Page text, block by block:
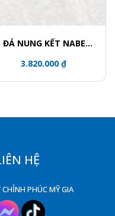
ĐÁ NUNG KẾT NABEL
3.820.000 ₫
HỆ
PHÚC MỸ GIA